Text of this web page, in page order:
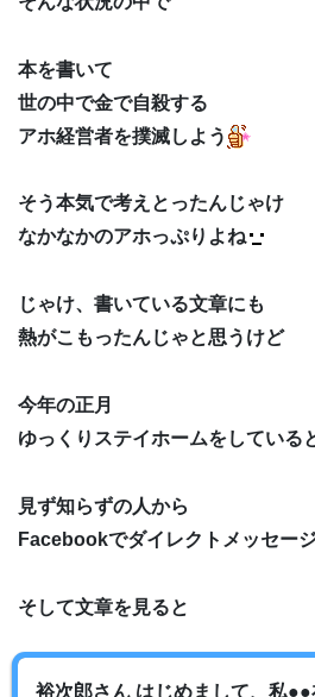
本を書いて
世の中で金で自殺する
アホ経営者を撲滅しよう
そう本気で考えとったんじゃけ
なかなかのアホっぷりよね
じゃけ、書いている文章にも
熱がこもったんじゃと思うけど
今年の正月
ゆっくりステイホームをしている
見ず知らずの人から
Facebookでダイレクトメッセー
そして文章を見ると
裕次郎さん はじめまして、私●●